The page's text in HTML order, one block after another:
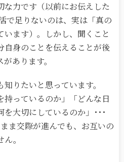
な力です（以前にお伝えした
で足りないのは、実は「真の
ます）。しかし、聞くこと
自身のことを伝えることが後
あります。
りたいと思っています。
持っているのか」「どんな日
大切にしているのか」･･･
ま交際が進んでも、お互いの
。